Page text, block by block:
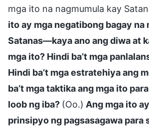
mga ito na nagmumula kay
ito ay mga negatibong bagay na
Satanas—kaya ano ang diwa at
mga ito? Hindi ba’t mga
Hindi ba’t mga estratehiya ang
ba’t mga taktika ang mga ito
loob ng iba? (Oo.) Ang mga ito
prinsipyo ng pagsasagawa para